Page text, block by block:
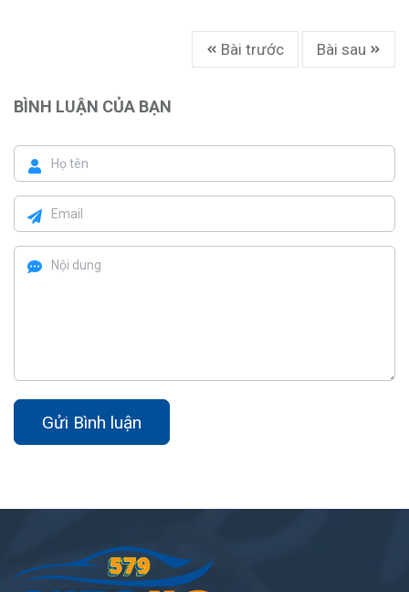
Bài trước Bài sau
BÌNH LUẬN CỦA BẠN
Gửi Bình luận